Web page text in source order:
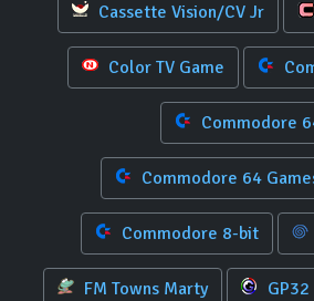
Cassette Vision/CV Jr
Color TV Game
Commodore
Commodore 64
Commodore 8-bit
FM Towns Marty GP32